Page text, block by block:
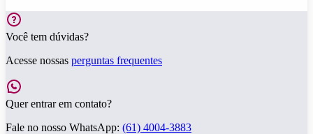
Você tem dúvidas?
Acesse nossas perguntas frequentes
Quer entrar em contato?
Fale no nosso WhatsApp: (61) 4004-3883